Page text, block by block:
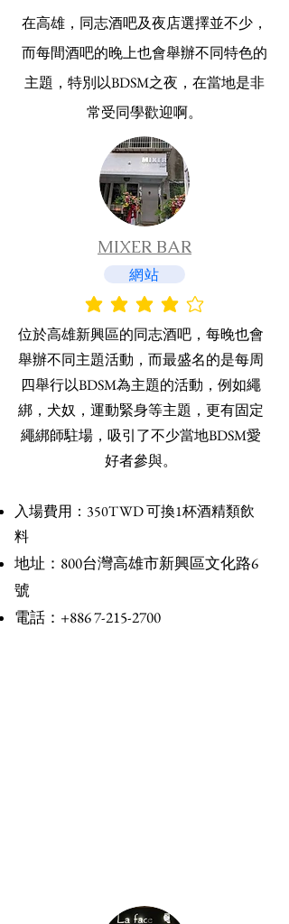
在高雄，同志酒吧及夜店選擇並不少，
而每間酒吧的晚上也會舉辦不同特色的
主題，特別以BDSM之夜，在當地是非
常受同學歡迎啊。
MIXER BAR
網站
平均評等為 4 ，滿分 5 分
位於高雄新興區的同志酒吧，每晚也會
舉辦不同主題活動，而最盛名的是每周
四舉行以BDSM為主題的活動，例如繩
綁，犬奴，運動緊身等主題，更有固定
繩綁師駐場，吸引了不少當地BDSM愛
好者參與。
入場費用：350TWD 可換1杯酒精類飲
料
地址：800台灣高雄市新興區文化路6
號
電話： ​+886 7-215-2700